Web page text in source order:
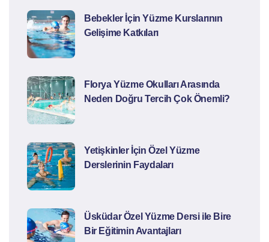
Bebekler İçin Yüzme Kurslarının
Gelişime Katkıları
Florya Yüzme Okulları Arasında
Neden Doğru Tercih Çok Önemli?
Yetişkinler İçin Özel Yüzme
Derslerinin Faydaları
Üsküdar Özel Yüzme Dersi ile Bire
Bir Eğitimin Avantajları